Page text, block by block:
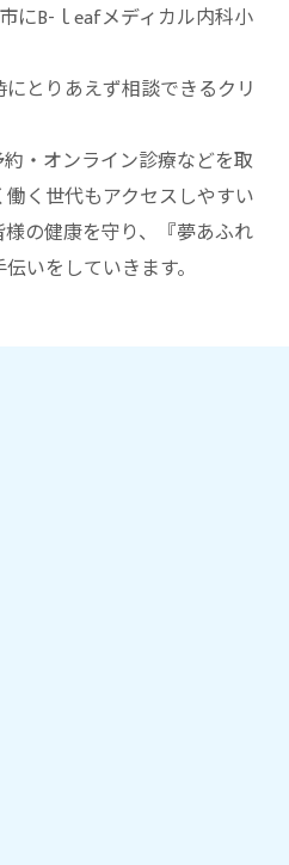
にB-ｌeafメディカル内科小
にとりあえず相談できるクリ
約・オンライン診療などを取
く世代もアクセスしやすい
の健康を守り、『夢あふれ
いをしていきます。